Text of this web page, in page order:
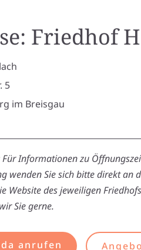
Friedhof
5
im Breisgau
Für Informationen zu
wenden Sie sich bitte direkt an
Website des jeweiligen
Sie gerne.
anrufen